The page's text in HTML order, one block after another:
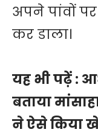
अपने पांवों
कर डाला।
यह भी पढ़ें :
बताया
ने ऐसे किया